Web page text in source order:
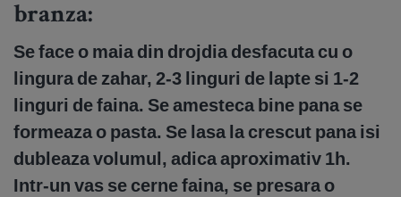
branza:
Se face o maia din drojdia desfacuta cu o
lingura de zahar, 2-3 linguri de lapte si 1-2
linguri de faina. Se amesteca bine pana se
formeaza o pasta. Se lasa la crescut pana isi
dubleaza volumul, adica aproximativ 1h.
Intr-un vas se cerne faina, se presara o